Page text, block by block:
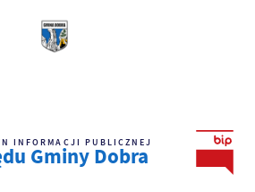
INFORMACJI PUBLICZNEJ
Gminy Dobra